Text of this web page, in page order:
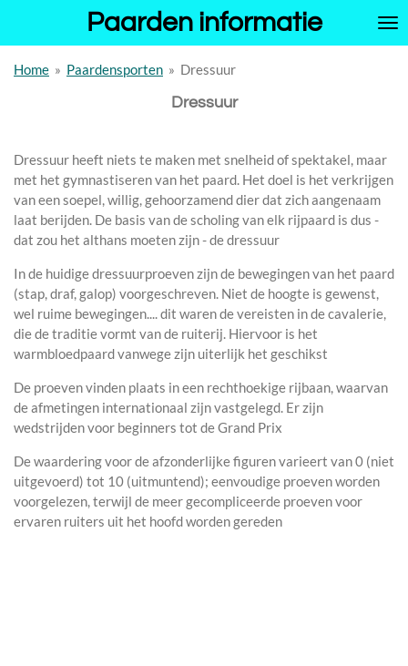
de
Paarden informatie
Home » Paardensporten » Dressuur
Dressuur
Dressuur heeft niets te maken met snelheid of spektakel, maar
met het gymnastiseren van het paard. Het doel is het verkrijgen
van een soepel, willig, gehoorzamend dier dat zich aangenaam
laat berijden. De basis van de scholing van elk rijpaard is dus -
dat zou het althans moeten zijn - de dressuur
In de huidige dressuurproeven zijn de bewegingen van het paard
(stap, draf, galop) voorgeschreven. Niet de hoogte is gewenst,
wel ruime bewegingen.... dit waren de vereisten in de cavalerie,
die de traditie vormt van de ruiterij. Hiervoor is het
warmbloedpaard vanwege zijn uiterlijk het geschikst
De proeven vinden plaats in een rechthoekige rijbaan, waarvan
de afmetingen internationaal zijn vastgelegd. Er zijn
wedstrijden voor beginners tot de Grand Prix
De waardering voor de afzonderlijke figuren varieert van 0 (niet
uitgevoerd) tot 10 (uitmuntend); eenvoudige proeven worden
voorgelezen, terwijl de meer gecompliceerde proeven voor
ervaren ruiters uit het hoofd worden gereden